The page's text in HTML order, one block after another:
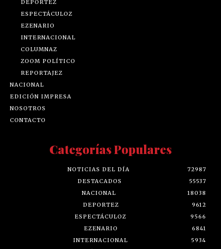
DEPORTEZ
ESPECTÁCULOZ
EZENARIO
INTERNACIONAL
COLUMNAZ
ZOOM POLÍTICO
REPORTAJEZ
NACIONAL
EDICIÓN IMPRESA
NOSOTROS
CONTACTO
Categorías Populares
NOTICIAS DEL DÍA
72987
DESTACADOS
55537
NACIONAL
18038
DEPORTEZ
9612
ESPECTÁCULOZ
9566
EZENARIO
6841
INTERNACIONAL
5934